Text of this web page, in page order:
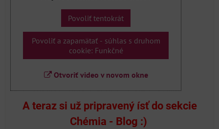
Povoliť tentokrát
Povoliť a zapamätať - súhlas s druhom
cookie: Funkčné
Otvoriť video v novom okne
A teraz si už pripravený ísť do sekcie
Chémia - Blog :)